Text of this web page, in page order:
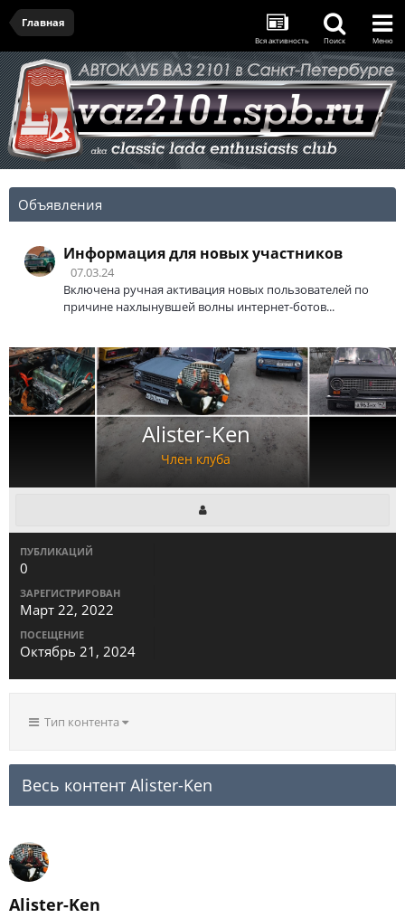
Главная
Вся активность Поиск Меню
Объявления
Информация для новых участников
07.03.24
Включена ручная активация новых пользователей по
причине нахлынувшей волны интернет-ботов...
Alister-Ken
Член клуба
ПУБЛИКАЦИЙ
0
ЗАРЕГИСТРИРОВАН
Март 22, 2022
ПОСЕЩЕНИЕ
Октябрь 21, 2024
Тип контента
Весь контент Alister-Ken
Alister-Ken